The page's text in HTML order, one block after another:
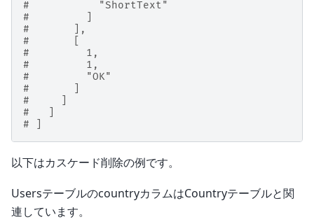
#           "ShortText"
#         ]
#       ],
#       [
#         1,
#         1,
#         "OK"
#       ]
#     ]
#   ]
# ]
以下はカスケード削除の例です。
UsersテーブルのcountryカラムはCountryテーブルと関
連しています。